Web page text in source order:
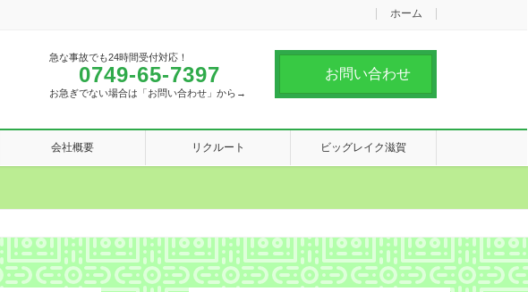
ホーム
急な事故でも24時間受付対応！
0749-65-7397
お急ぎでない場合は「お問い合わせ」から→
お問い合わせ
会社概要 リクルート ビッグレイク滋賀